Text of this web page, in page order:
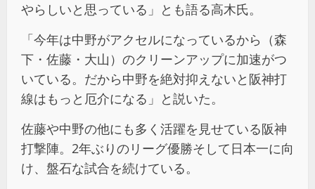
やらしいと思っている」とも語る高木氏。
「今年は中野がアクセルになっているから（森
下・佐藤・大山）のクリーンアップに加速がつ
いている。だから中野を絶対抑えないと阪神打
線はもっと厄介になる」と説いた。
佐藤や中野の他にも多く活躍を見せている阪神
打撃陣。2年ぶりのリーグ優勝そして日本一に向
け、盤石な試合を続けている。